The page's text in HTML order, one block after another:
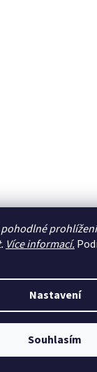
Více informací.
Nastavení
Souhlasím